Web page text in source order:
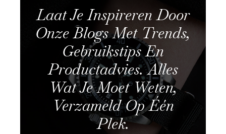
Laat Je Inspireren Door
Onze Blogs Met Trends,
Gebruikstips En
Productadvies. Alles
Wat Je Moet Weten,
Verzameld Op Één
Plek.